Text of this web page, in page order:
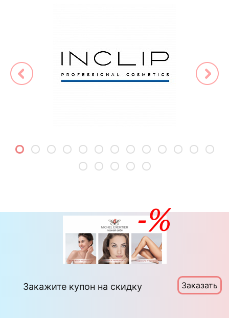
Закажите купон на скидку Заказать